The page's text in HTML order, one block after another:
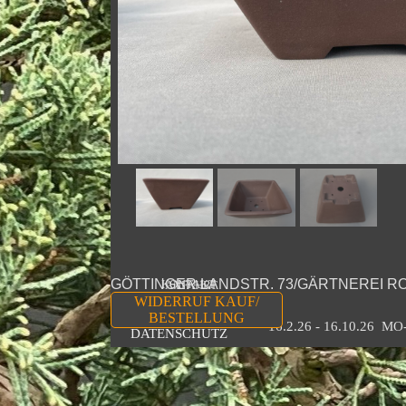
GÖTTINGER LANDSTR. 73/GÄRTNEREI
KONTAKT
ANFAHRT
WIDERRUF KAUF/
BESTELLUNG
TEL 0511 323258
IMPRESSUM
16.2.26 - 16.10.26
DATENSCHUTZ
Zurück zum Seiteninhalt